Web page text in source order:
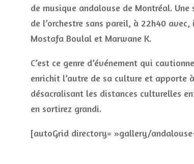
de musique andalouse de Montréal.
de l’orchestre sans pareil, à 22h40
Mostafa Boulal et Marwane K.
C’est ce genre d’événement qui
enrichit l’autre de sa culture et
désacralisant les distances culturelles
en sortirez grandi.
[autoGrid directory= »gallery/